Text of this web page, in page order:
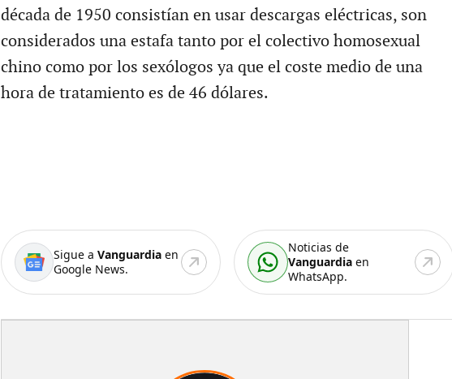
década de 1950 consistían en usar descargas eléctricas, son
considerados una estafa tanto por el colectivo homosexual
chino como por los sexólogos ya que el coste medio de una
hora de tratamiento es de 46 dólares.
Sigue a Vanguardiaen
Google News.
Noticias de
Vanguardia en
WhatsApp.